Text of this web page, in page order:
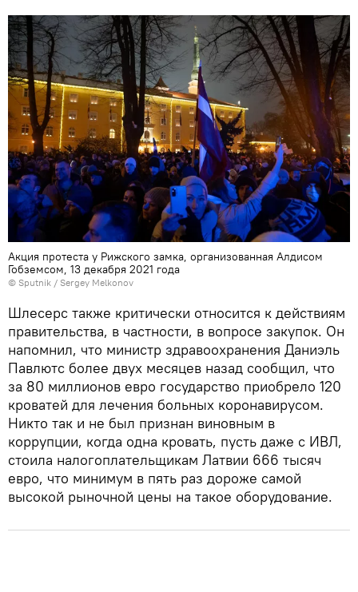
Акция протеста у Рижского замка, организованная Алдисом
Гобземсом, 13 декабря 2021 года
© Sputnik / Sergey Melkonov
Шлесерс также критически относится к действиям
правительства, в частности, в вопросе закупок. Он
напомнил, что министр здравоохранения Даниэль
Павлютс более двух месяцев назад сообщил, что
за 80 миллионов евро государство приобрело 120
кроватей для лечения больных коронавирусом.
Никто так и не был признан виновным в
коррупции, когда одна кровать, пусть даже с ИВЛ,
стоила налогоплательщикам Латвии 666 тысяч
евро, что минимум в пять раз дороже самой
высокой рыночной цены на такое оборудование.